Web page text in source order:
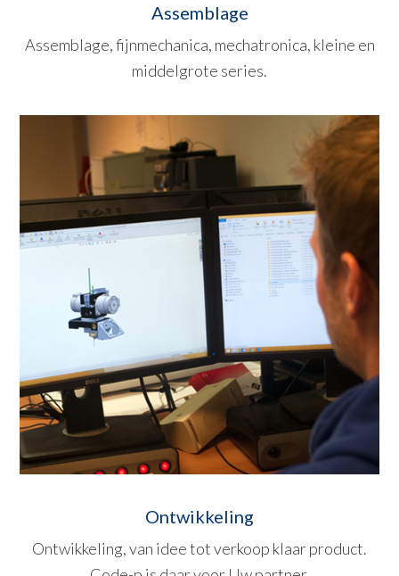
Assemblage
Assemblage, fijnmechanica, mechatronica, kleine en
middelgrote series.
Ontwikkeling
Ontwikkeling, van idee tot verkoop klaar product.